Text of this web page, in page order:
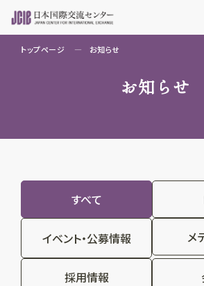
トップページ お知らせ
お知らせ
すべて
イベント・公募情報 メ
採用情報